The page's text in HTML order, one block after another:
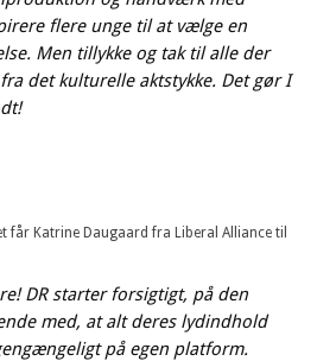
flere unge til at vælge en
Men tillykke og tak til alle der
det kulturelle aktstykke. Det gør I
får Katrine Daugaard fra Liberal Alliance til
DR starter forsigtigt, på den
med, at alt deres lydindhold
på egen platform.